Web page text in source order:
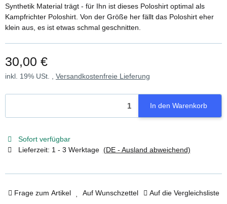
Synthetik Material trägt - für Ihn ist dieses Poloshirt optimal als
Kampfrichter Poloshirt. Von der Größe her fällt das Poloshirt eher
klein aus, es ist etwas schmal geschnitten.
30,00 €
inkl. 19% USt. , Versandkostenfreie Lieferung
In den Warenkorb
Sofort verfügbar
Lieferzeit: 1 - 3 Werktage (DE - Ausland abweichend)
Frage zum Artikel Auf Wunschzettel Auf die Vergleichsliste